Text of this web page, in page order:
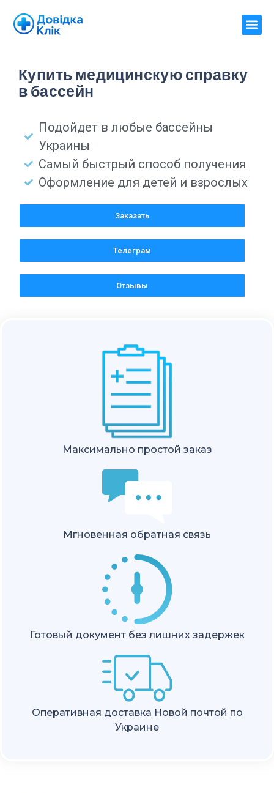
Купить медицинскую справку
в бассейн
Подойдет в любые бассейны
Украины
Самый быстрый способ получения
Оформление для детей и взрослых
Заказать
Телеграм
Отзывы
Максимально простой заказ
Мгновенная обратная связь
Готовый документ без лишних задержек
Оперативная доставка Новой почтой по
Украине